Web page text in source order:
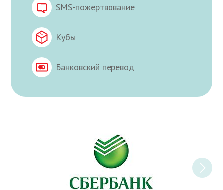
SMS-пожертвование
Кубы
Банковский перевод